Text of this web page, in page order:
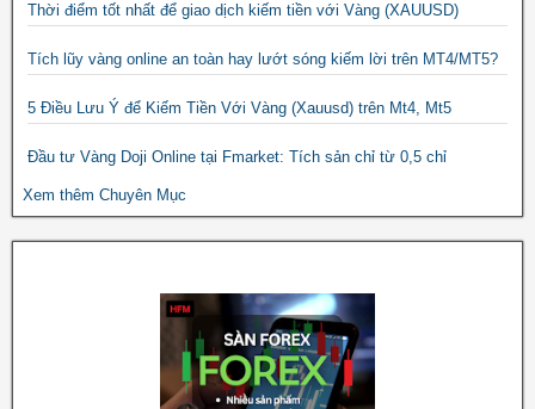
Thời điểm tốt nhất để giao dịch kiếm tiền với Vàng (XAUUSD)
Tích lũy vàng online an toàn hay lướt sóng kiếm lời trên MT4/MT5?
5 Điều Lưu Ý để Kiếm Tiền Với Vàng (Xauusd) trên Mt4, Mt5
Đầu tư Vàng Doji Online tại Fmarket: Tích sản chỉ từ 0,5 chỉ
Xem thêm Chuyên Mục